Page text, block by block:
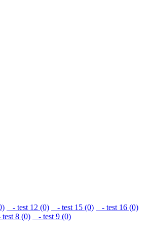
- test 12 (0) - test 15 (0)
- test 16 (0)
8 (0) - test 9 (0)